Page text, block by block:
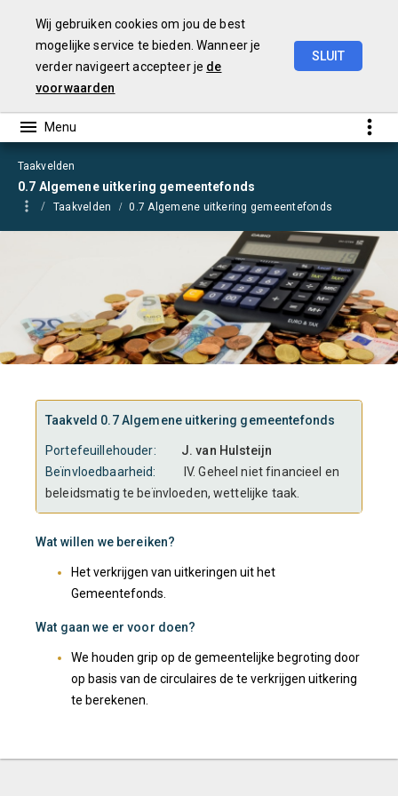
Taakvelden
0.7 Algemene uitkering gemeentefonds
Taakvelden 0.7 Algemene uitkering gemeentefonds
Taakveld 0.7 Algemene uitkering gemeentefonds
Portefeuillehouder:
J. van Hulsteijn
Beïnvloedbaarheid:
IV. Geheel niet financieel en
beleidsmatig te beïnvloeden, wettelijke taak.
Wat willen we bereiken?
Het verkrijgen van uitkeringen uit het
Gemeentefonds.
Wat gaan we er voor doen?
We houden grip op de gemeentelijke begroting door
op basis van de circulaires de te verkrijgen uitkering
te berekenen.
Wij gebruiken cookies om jou de best
mogelijke service te bieden. Wanneer je
verder navigeert accepteer je de
voorwaarden
SLUIT